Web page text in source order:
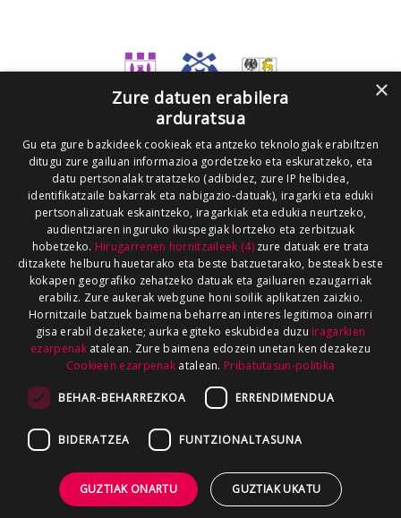
×
Zure datuen erabilera
arduratsua
Gu eta gure bazkideek cookieak eta antzeko teknologiak erabiltzen
ditugu zure gailuan informazioa gordetzeko eta eskuratzeko, eta
datu pertsonalak tratatzeko (adibidez, zure IP helbidea,
identifikatzaile bakarrak eta nabigazio-datuak), iragarki eta eduki
pertsonalizatuak eskaintzeko, iragarkiak eta edukia neurtzeko,
audientziaren inguruko ikuspegiak lortzeko eta zerbitzuak
hobetzeko. Hirugarrenen hornitzaileek (4)zure datuak ere trata
ditzakete helburu hauetarako eta beste batzuetarako, besteak beste
kokapen geografiko zehatzeko datuak eta gailuaren ezaugarriak
erabiliz. Zure aukerak webgune honi soilik aplikatzen zaizkio.
Hornitzaile batzuek baimena beharrean interes legitimoa oinarri
gisa erabil dezakete; aurka egiteko eskubidea duzu Iragarkien
ezarpenakatalean. Zure baimena edozein unetan ken dezakezu
Cookieen ezarpenak atalean. Pribatutasun-politika
BEHAR-BEHARREZKOA ERRENDIMENDUA
BIDERATZEA FUNTZIONALTASUNA
GUZTIAK ONARTU GUZTIAK UKATU